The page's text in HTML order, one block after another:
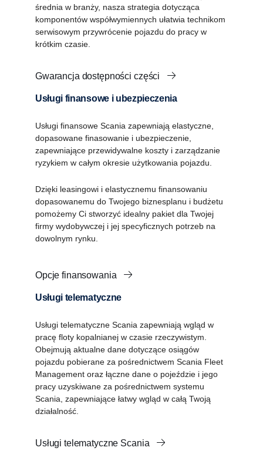
średnia w branży, nasza strategia dotycząca
komponentów współwymiennych ułatwia technikom
serwisowym przywrócenie pojazdu do pracy w
krótkim czasie.
Gwarancja dostępności części
Usługi finansowe i ubezpieczenia
Usługi finansowe Scania zapewniają elastyczne,
dopasowane finasowanie i ubezpieczenie,
zapewniające przewidywalne koszty i zarządzanie
ryzykiem w całym okresie użytkowania pojazdu.
Dzięki leasingowi i elastycznemu finansowaniu
dopasowanemu do Twojego biznesplanu i budżetu
pomożemy Ci stworzyć idealny pakiet dla Twojej
firmy wydobywczej i jej specyficznych potrzeb na
dowolnym rynku.
Opcje finansowania
Usługi telematyczne
Usługi telematyczne Scania zapewniają wgląd w
pracę floty kopalnianej w czasie rzeczywistym.
Obejmują aktualne dane dotyczące osiągów
pojazdu pobierane za pośrednictwem Scania Fleet
Management oraz łączne dane o pojeździe i jego
pracy uzyskiwane za pośrednictwem systemu
Scania, zapewniające łatwy wgląd w całą Twoją
działalność.
Usługi telematyczne Scania